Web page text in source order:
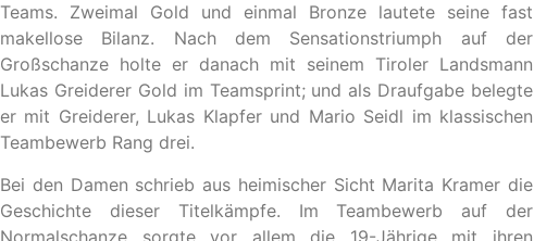
Teams. Zweimal Gold und einmal Bronze lautete seine fast
makellose Bilanz. Nach dem Sensationstriumph auf der
Großschanze holte er danach mit seinem Tiroler Landsmann
Lukas Greiderer Gold im Teamsprint; und als Draufgabe belegte
er mit Greiderer, Lukas Klapfer und Mario Seidl im klassischen
Teambewerb Rang drei.
Bei den Damen schrieb aus heimischer Sicht Marita Kramer die
Geschichte dieser Titelkämpfe. Im Teambewerb auf der
Normalschanze sorgte vor allem die 19-Jährige mit ihren